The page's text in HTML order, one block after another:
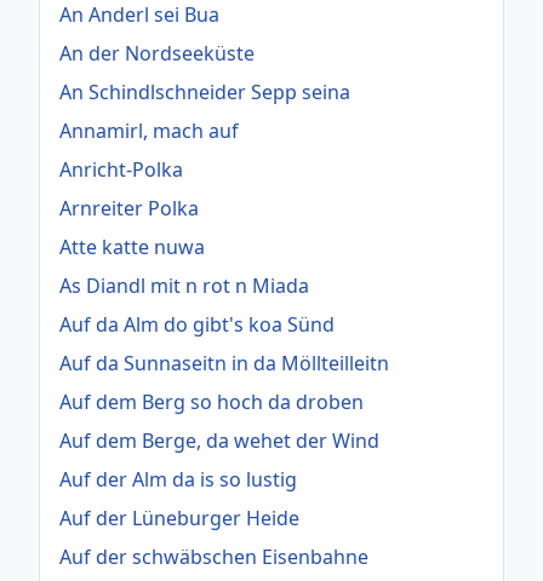
An Anderl sei Bua
An der Nordseeküste
An Schindlschneider Sepp seina
Annamirl, mach auf
Anricht-Polka
Arnreiter Polka
Atte katte nuwa
As Diandl mit n rot n Miada
Auf da Alm do gibt's koa Sünd
Auf da Sunnaseitn in da Möllteilleitn
Auf dem Berg so hoch da droben
Auf dem Berge, da wehet der Wind
Auf der Alm da is so lustig
Auf der Lüneburger Heide
Auf der schwäbschen Eisenbahne